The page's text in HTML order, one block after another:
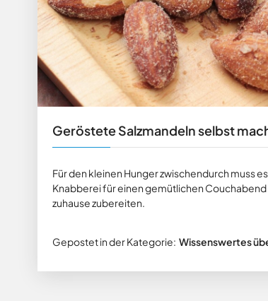
Geröstete Salzmandeln selbst
Für den kleinen Hunger zwischendurch muss
Knabberei für einen gemütlichen
zuhause zubereiten.
Gepostet in der Kategorie: Wissenswertes